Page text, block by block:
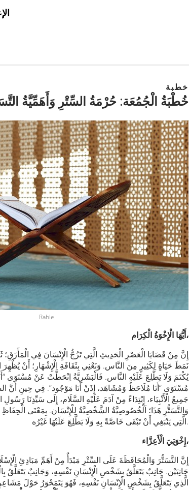
خطبة
خُطْبَةُ الْجُمُعَة: حُرْمَةُ السِّتْرِ وَأَهَمِّيَّةُ
Rahle
أَيُّهَا الْإِخْوَةُ الْكِرَام،
إِنَّ مِنْ قَضَايَا الْعَصْرِ الْحَدِيثِ الَّتِي تَزُجُّ الْإِنْسَانَ فِي الْمَأَزَقِ؛
نَمَطَ حَيَاةٍ لِكَثِيرٍ مِنَ النَّاس. وَنَعْنِي بِثَقَافَةِ ‏الْإِشْهَارِ؛ أَنْ
يُكْتَمَ وَلَا يَطَّلِعَ عَلَيْهِ ‏النَّاس. فَالْبَشَرِيَّةُ اِنْحَطَّتْ عَنْ مُسْتَوَى
‏مُسْتَوَى “أَنَا مُلَاحَظٌ وَمُشَاهَد، إِذَنْ أَنَا مَوْجُود”. فِي حِينِ أَنَّ
جَمِيعُ الْأَنْبِيَاء، اِبْتِدَاءً مِنْ آدَمَ عَلَيْهِ السَّلَام، إِلَى سَيِّدِنَا
وَالتَّسَتُّرِ هَذَا؛ اَلْخُصُوصِيَّةُ ‏الشَّخْصِيَّةُ لِلْإِنْسَان. بِمَعْنَى
الَّتِي ‏يَنْبَغِي أَنْ تَبْقَى خَاصَّةً بِهِ وَلَا يَطَّلِعَ عَلَيْهَا غَيْرُه.
إِخْوَتِيَ الْأَعِزَّاء،
إِنَّ التَّسَتُّرَ وَالْمُحَافَظَةَ عَلَى السِّتْرِ مَبْدَأٌ مِنْ أَهَمِّ مَبَادِئِ
جَانِبَيْن. جَانِبٌ يَتَعَلَّقُ بِشَخْصِ الْإِنْسَانِ نَفْسِهِ، وَجَانِبٌ ‏يَتَعَلَّقُ
الَّذِي يَتَعَلَّقُ بِشَخْصِ الْإِنْسَانِ ‏نَفْسِهِ، فَهُوَ يَتَمَحْوَرُ حَوْلَ مَشَاعِرِ